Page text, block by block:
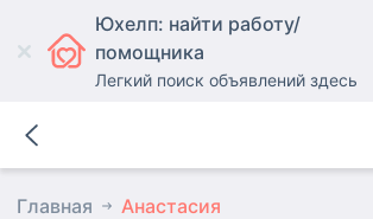
Юхелп: найти работу/
помощника
Легкий поиск объявлений здесь
Главная Анастасия